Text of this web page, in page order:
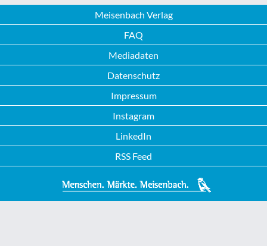
Meisenbach Verlag
FAQ
Mediadaten
Datenschutz
Impressum
Instagram
LinkedIn
RSS Feed